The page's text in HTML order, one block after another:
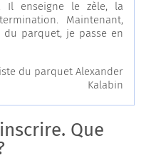
Il enseigne le zèle, la
Maintenant,
du parquet, je passe en
du parquet Alexander
Kalabin
Que